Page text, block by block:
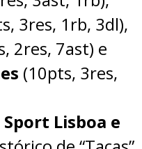
3res, 1rb, 3dl),
2res, 7ast) e
(10pts, 3res,
Sport Lisboa e